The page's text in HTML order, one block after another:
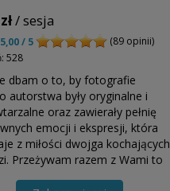
/ sesja
5,00 / 5
(89 opinii)
528
dbam o to, by fotografie
autorstwa były oryginalne i
oraz zawierały pełnię
emocji i ekspresji, która
z miłości dwojga kochających
Przeżywam razem z Wami to